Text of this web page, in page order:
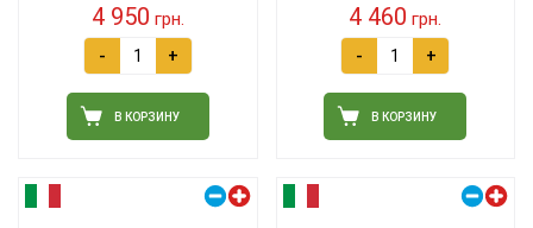
4 950 грн.
- +
В КОРЗИНУ
4 460 грн.
- +
В КОРЗИНУ